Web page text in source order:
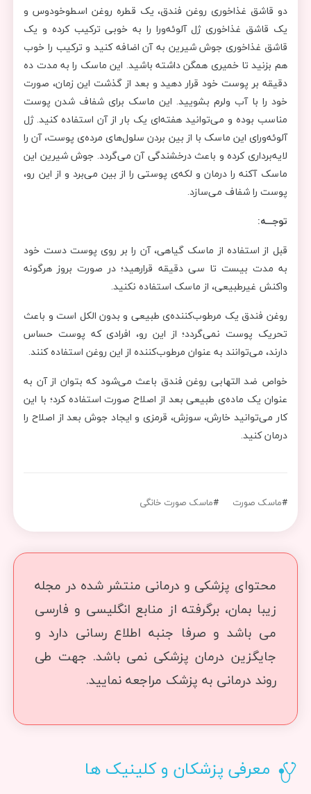
دو قاشق غذاخوری روغن فندق، یک قطره روغن اسطوخودوس و
یک قاشق غذاخوری ژل آلوئه‌ورا را به خوبی ترکیب کرده و یک
قاشق غذاخوری جوش شیرین به آن اضافه کنید و ترکیب را خوب
هم بزنید تا خمیری همگن داشته باشید. این ماسک را به مدت ده
دقیقه بر پوست خود قرار دهید و بعد از گذشت این زمان، صورت
خود را با آب ولرم بشویید. این ماسک برای شفاف شدن پوست
مناسب بوده و می‌توانید هفته‌ای یک بار از آن استفاده کنید. ژل
آلوئه‌ورای این ماسک با از بین بردن سلول‌های مرده‌ی پوست، آن را
لایه‌برداری کرده و باعث درخشندگی آن می‌گردد. جوش شیرین این
ماسک آکنه را درمان و لکه‌ی پوستی را از بین می‌برد و از این رو،
پوست را شفاف می‌سازد.
توجـــه:
قبل از استفاده از ماسک گیاهی، آن را بر روی پوست دست خود
به مدت بیست تا سی دقیقه قرارهید؛ در صورت بروز هرگونه
واکنش غیرطبیعی، از ماسک استفاده نکنید.
روغن فندق یک مرطوب‌کننده‌ی طبیعی و بدون الکل است و باعث
تحریک پوست نمی‌گردد؛ از این رو، افرادی که پوست حساس
دارند، می‌توانند به عنوان مرطوب‌کننده از این روغن استفاده کنند.
خواص ضد التهابی روغن فندق باعث می‌شود که بتوان از آن به
عنوان یک ماده‌ی طبیعی بعد از اصلاح صورت استفاده کرد؛ با این
کار می‌توانید خارش، سوزش، قرمزی و ایجاد جوش بعد از اصلاح را
درمان کنید.
#ماسک صورت #ماسک صورت خانگی
محتوای پزشکی و درمانی منتشر شده در مجله
زیبا بمان، برگرفته از منابع انگلیسی و فارسی
می باشد و صرفا جنبه اطلاع رسانی دارد و
جایگزین درمان پزشکی نمی باشد. جهت طی
روند درمانی به پزشک مراجعه نمایید.
معرفی پزشکان و کلینیک ها